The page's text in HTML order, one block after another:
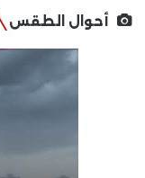
أحوال الطقس